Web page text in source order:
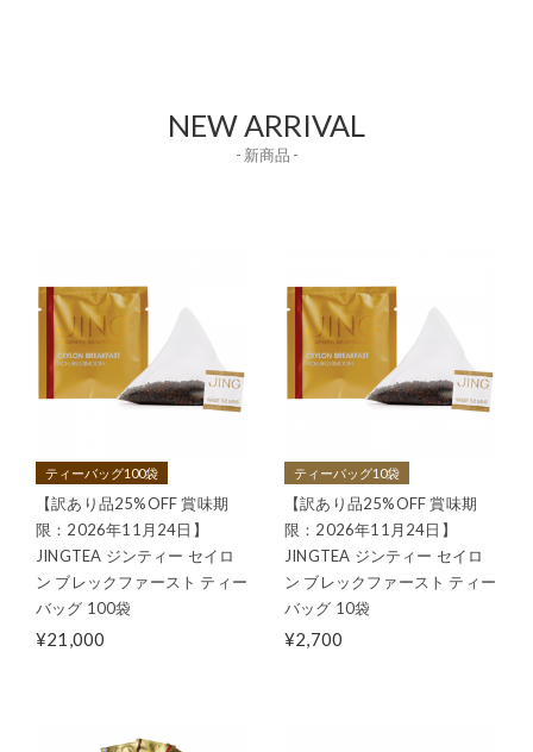
NEW ARRIVAL
- 新商品 -
ティーバッグ100袋
【訳あり品25%OFF 賞味期
限：2026年11月24日】
JINGTEA ジンティー セイロ
ン ブレックファースト ティー
バッグ 100袋
¥21,000
ティーバッグ10袋
【訳あり品25%OFF 賞味期
限：2026年11月24日】
JINGTEA ジンティー セイロ
ン ブレックファースト ティー
バッグ 10袋
¥2,700